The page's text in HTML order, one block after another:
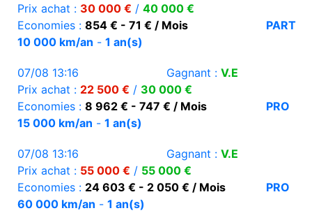
Prix achat : 30 000 € / 40 000 €
Economies : 854 € - 71 € / Mois
PART
10 000 km/an - 1 an(s)
07/08 13:16 Gagnant : V.E
Prix achat : 22 500 € / 30 000 €
Economies : 8 962 € - 747 € / Mois
PRO
15 000 km/an - 1 an(s)
07/08 13:16 Gagnant : V.E
Prix achat : 55 000 € / 55 000 €
Economies : 24 603 € - 2 050 € / Mois
PRO
60 000 km/an - 1 an(s)